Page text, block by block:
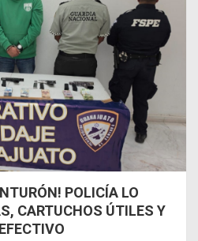
POLICÍA LO
CARTUCHOS ÚTILES Y